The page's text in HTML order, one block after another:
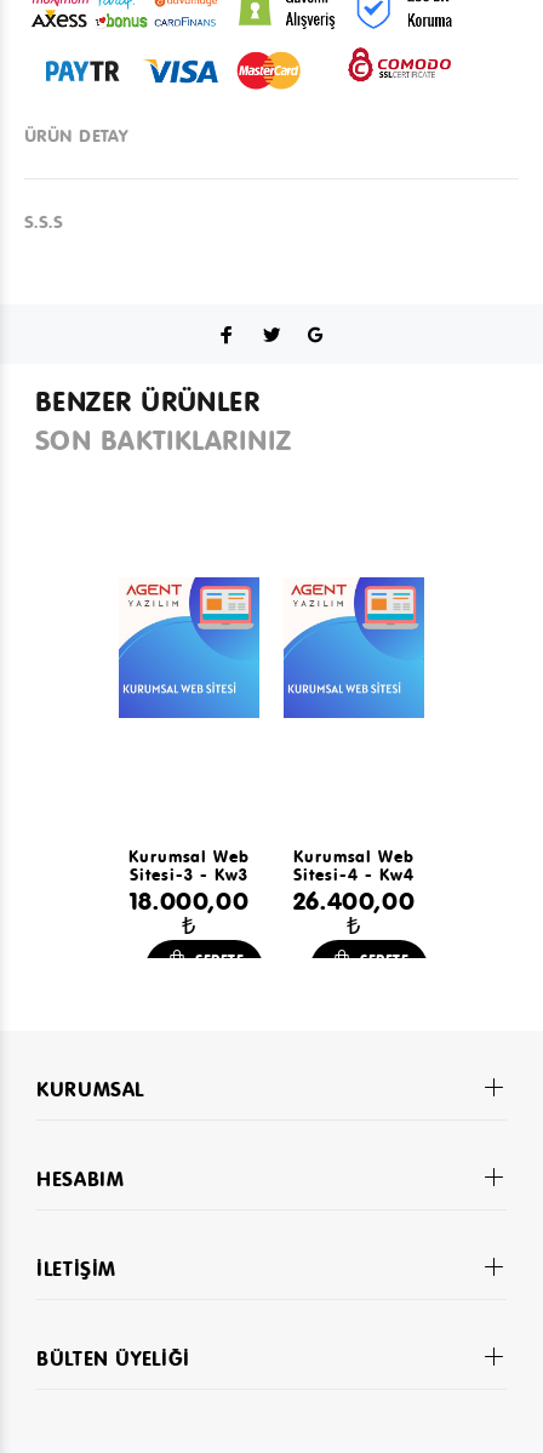
ÜRÜN DETAY
S.S.S
BENZER ÜRÜNLER
SON BAKTIKLARINIZ
Kurumsal Web
Sitesi-3 - Kw3
18.000,00
₺
SEPETE
Kurumsal Web
Sitesi-4 - Kw4
26.400,00
₺
SEPETE
KURUMSAL
HESABIM
İLETİŞİM
BÜLTEN ÜYELİĞİ